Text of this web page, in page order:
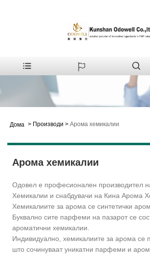
Дома > Производи > Арома хемикалии
Арома хемикалии
Одовел е професионален производител
Хемикалии и снабдувачи на Кина Арома
Хемикалиите за арома се синтетички
Буквално сите парфеми на пазарот се
ароматични хемикалии.
Индивидуално, хемикалиите за арома се
што сочинуваат уникатни парфеми и